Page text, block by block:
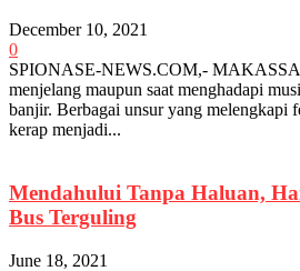
December 10, 2021
0
SPIONASE-NEWS.COM,-
menjelang maupun saat menghadapi
banjir. Berbagai unsur yang melengkapi
kerap menjadi...
Mendahului Tanpa Haluan,
Bus Terguling
June 18, 2021